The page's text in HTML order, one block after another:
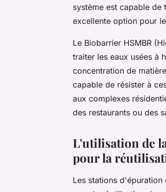
système est capable de
excellente option pour
Le Biobarrier HSMBR
traiter les eaux usées à
concentration de
capable de résister à
aux complexes
des restaurants ou des
L'utilisation de
pour la
Les stations d'épuration